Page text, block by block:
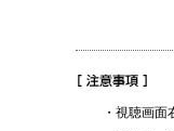
・視聴画